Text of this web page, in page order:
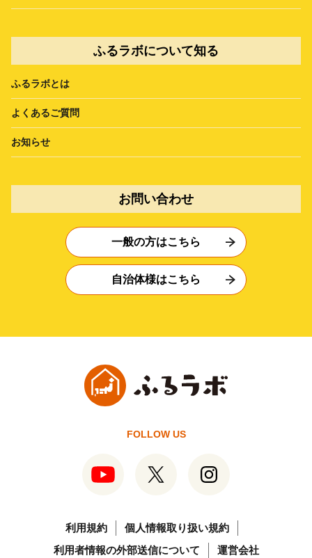
ふるラボについて知る
ふるラボとは
よくあるご質問
お知らせ
お問い合わせ
一般の方はこちら
自治体様はこちら
FOLLOW US
利用規約
個人情報取り扱い規約
利用者情報の外部送信について
運営会社